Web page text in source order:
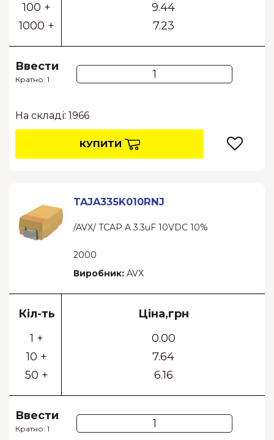
100 +
1000 +
9.44
7.23
Ввести
Кратно: 1
На складі: 1966
КУПИТИ
TAJA335K010RNJ
/AVX/ TCAP A 3.3uF 10VDC 10%
2000
Виробник: AVX
Кіл-ть
1 +
10 +
50 +
Ціна,грн
0.00
7.64
6.16
Ввести
Кратно: 1